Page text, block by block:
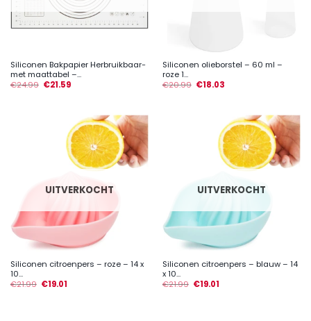
Siliconen Bakpapier Herbruikbaar-
met maattabel –...
€24.99 €21.59
Siliconen olieborstel – 60 ml –
roze 1...
€20.99 €18.03
UITVERKOCHT
Siliconen citroenpers – roze – 14 x
10...
€21.99 €19.01
UITVERKOCHT
Siliconen citroenpers – blauw – 14
x 10...
€21.99 €19.01